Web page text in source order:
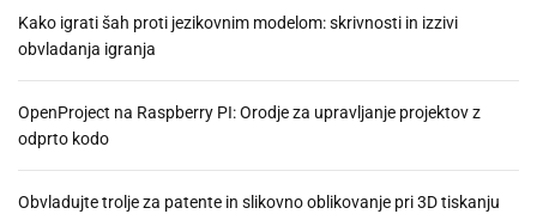
Kako igrati šah proti jezikovnim modelom: skrivnosti in izzivi
obvladanja igranja
OpenProject na Raspberry PI: Orodje za upravljanje projektov z
odprto kodo
Obvladujte trolje za patente in slikovno oblikovanje pri 3D tiskanju